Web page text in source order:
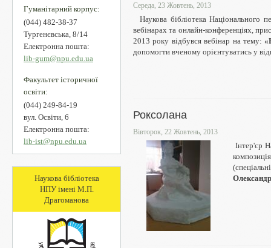
Гуманітарний корпус:
(044) 482-38-37
Тургенєвська, 8/14
Електронна пошта:
lib-gum@npu.edu.ua
Факультет історичної
освіти:
(044) 249-84-19
вул. Освіти, 6
Електронна пошта:
lib-ist@npu.edu.ua
Наукова бібліотека
НПУ імені М.П.
Драгоманова
Середа, 23 Жовтень, 2013
Наукова бібліотека Національного
вебінарах та онлайн-конференціях,
2013 року відбувся вебінар на тему:
допомогти вченому орієнтуватись у
Роксолана
Вівторок, 22 Жовтень, 2013
Інтер'єр
композиція